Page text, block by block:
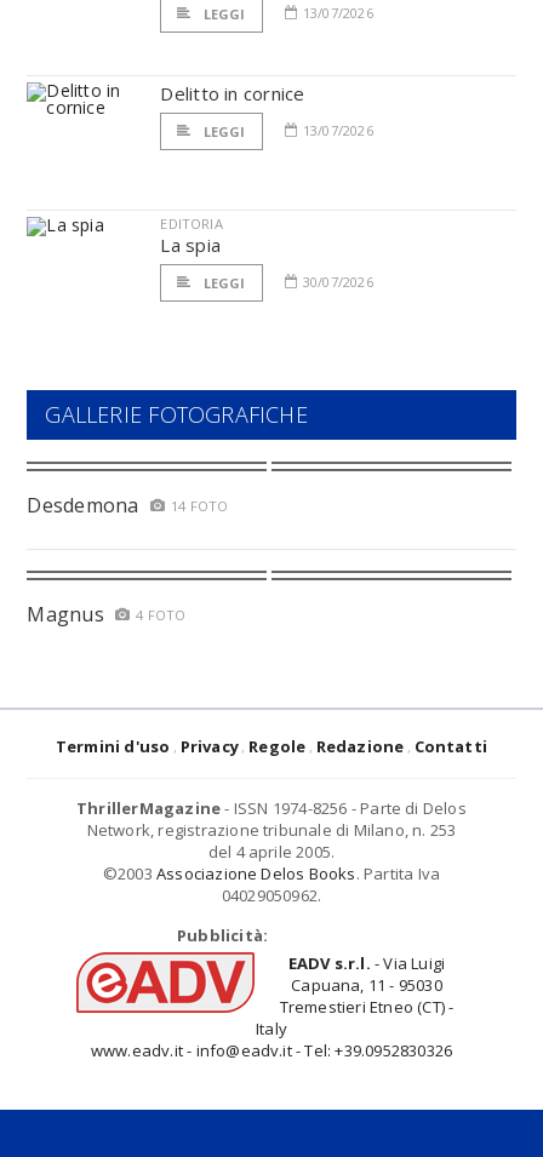
LEGGI 13/07/2026
Delitto in cornice
LEGGI 13/07/2026
EDITORIA
La spia
LEGGI 30/07/2026
GALLERIE FOTOGRAFICHE
Desdemona 14 FOTO
Magnus 4 FOTO
Termini d'uso Privacy Regole Redazione Contatti
ThrillerMagazine- ISSN 1974-8256 - Parte di Delos
Network, registrazione tribunale di Milano, n. 253
del 4 aprile 2005.
©2003 Associazione Delos Books. Partita Iva
04029050962.
Pubblicità:
EADV s.r.l. - Via Luigi
Capuana, 11 - 95030
Tremestieri Etneo (CT) -
Italy
www.eadv.it - info@eadv.it - Tel: +39.0952830326